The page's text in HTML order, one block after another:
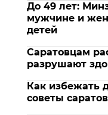
До 49 лет:
мужчине и
детей
Саратовцам
разрушают
Как избежать
советы